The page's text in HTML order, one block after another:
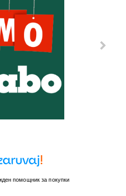
помощник за покупки